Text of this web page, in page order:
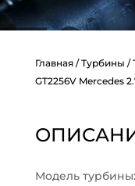
Главная/Турбины /
GT2256V Mercedes
Модель турбины: